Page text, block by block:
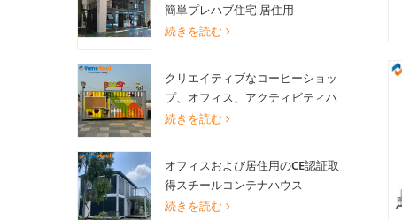
簡単プレハブ住宅 居住用
続きを読む
クリエイティブなコーヒーショッ
プ、オフィス、アクティビティハ
ウス向け20FT改造輸送コンテナハ
続きを読む
オフィスおよび居住用のCE認証取
得スチールコンテナハウス
続きを読む